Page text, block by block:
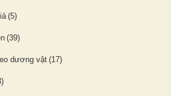
sẽ trước khi dùng.
kích thích và bảo vệ mặt hàng.
(5)
(39)
dương vật (17)